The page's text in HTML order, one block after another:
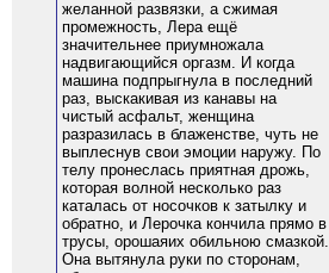
желанной развязки, а сжимая
промежность, Лера ещё
значительнее приумножала
надвигающийся оргазм. И когда
машина подпрыгнула в последний
раз, выскакивая из канавы на
чистый асфальт, женщина
разразилась в блаженстве, чуть не
выплеснув свои эмоции наружу. По
телу пронеслась приятная дрожь,
которая волной несколько раз
каталась от носочков к затылку и
обратно, и Лерочка кончила прямо в
трусы, орошаяих обильною смазкой.
Она вытянула руки по сторонам,